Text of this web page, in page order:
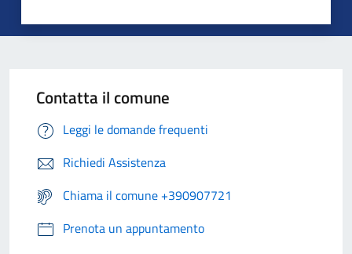
Contatta il comune
Leggi le domande frequenti
Richiedi Assistenza
Chiama il comune +390907721
Prenota un appuntamento